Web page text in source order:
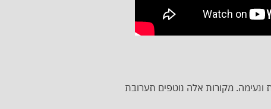
מקורות אלה נוטפים תערובת